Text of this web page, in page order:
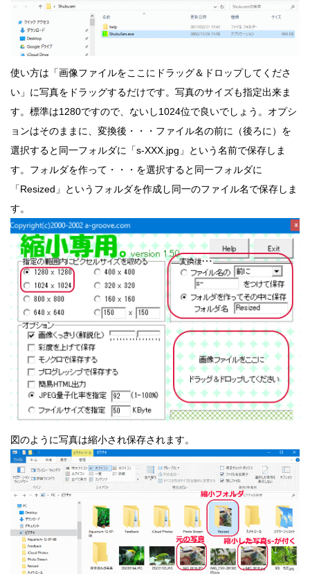
使い方は「画像ファイルをここにドラッグ＆ドロップしてくださ
い」に写真をドラッグするだけです。写真のサイズも指定出来ま
す。標準は1280ですので、ないし1024位で良いでしょう。オプシ
ョンはそのままに、変換後・・・ファイル名の前に（後ろに）を
選択すると同一フォルダに「s-XXX.jpg」という名前で保存しま
す。フォルダを作って・・・を選択すると同一フォルダに
「Resized」というフォルダを作成し同一のファイル名で保存しま
す。
図のように写真は縮小され保存されます。